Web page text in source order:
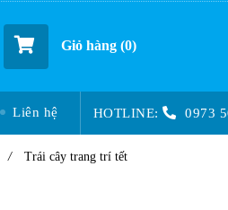
Giỏ hàng (0)
Liên hệ HOTLINE: 0973
/ Trái cây trang trí tết